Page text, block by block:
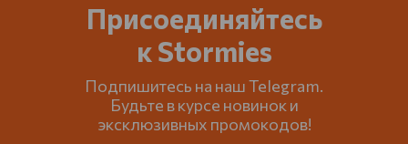
Подпишитесь на наш Telegram.
Будьте в курсе новинок и
эксклюзивных промокодов!
Присоединяйтесь
к Stormies